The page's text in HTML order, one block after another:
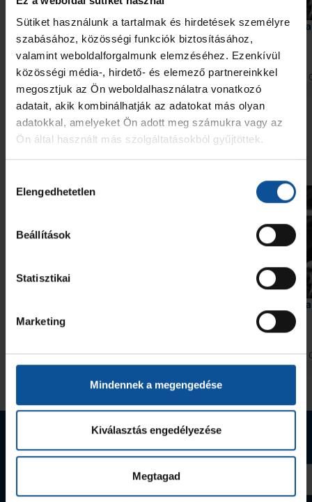
Sütiket használunk a tartalmak és hirdetések személyre
szabásához, közösségi funkciók biztosításához,
valamint weboldalforgalmunk elemzéséhez. Ezenkívül
közösségi média-, hirdető- és elemező partnereinkkel
megosztjuk az Ön weboldalhasználatra vonatkozó
adatait, akik kombinálhatják az adatokat más olyan
adatokkal, amelyeket Ön adott meg számukra vagy az
Ön által használt más szolgáltatásokból gyűjtöttek.
kiválasztása
Elengedhetetlen
Beállítások
Statisztikai
Marketing
Mindennek a megengedése
Kiválasztás engedélyezése
Megtagad
Megnézem az összeset
Handball Family 2026. aug. 06.
Érkezik a #kékek 204. része
Handball Family 2026. aug.
Szabó „Sonka” Lászlóra
szavazhatunk
További friss hírek
Megnézem az összeset
Videó
Handball Family 2026. aug. 06. Handball Family 2026. aug.
Szabó „Sonka” Lászlóra
szavazhatunk
Webshop termékek